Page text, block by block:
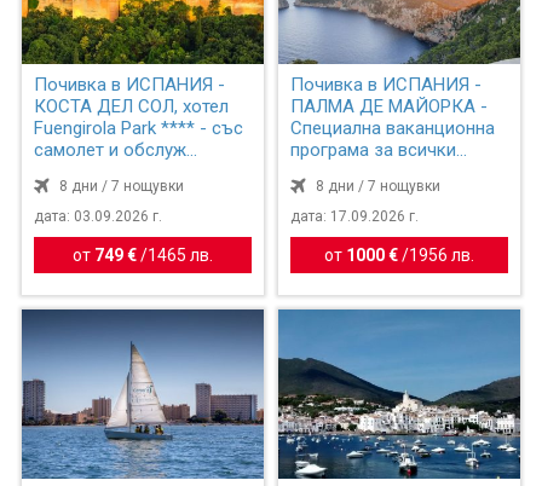
Почивка в ИСПАНИЯ -
КОСТА ДЕЛ СОЛ, хотел
Fuengirola Park **** - със
самолет и обслуж...
8 дни / 7 нощувки
дата: 03.09.2026 г.
от 749 € / 1465 лв.
Почивка в ИСПАНИЯ -
ПАЛМА ДЕ МАЙОРКА -
Специална ваканционна
програма за всички
8 дни / 7 нощувки
дата: 17.09.2026 г.
от 1000 €/ 1956 лв.